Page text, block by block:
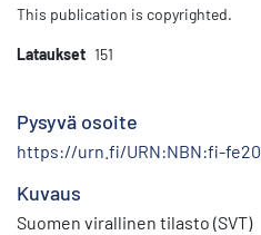
This publication is copyrighted.
Lataukset 151
Pysyvä osoite
https://urn.fi/URN:NBN:fi-
Kuvaus
Suomen virallinen tilasto (SVT)